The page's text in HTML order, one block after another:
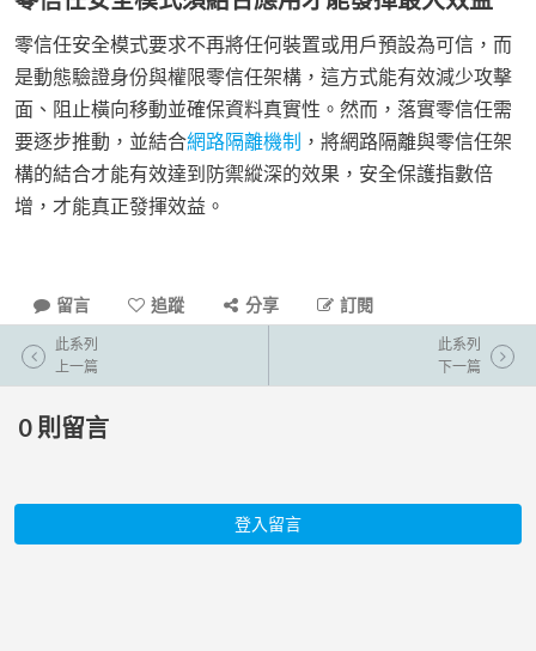
零信任安全模式要求不再將任何裝置或用戶預設為可信，而
是動態驗證身份與權限零信任架構，這方式能有效減少攻擊
面、阻止橫向移動並確保資料真實性。然而，落實零信任需
要逐步推動，並結合網路隔離機制 ，將網路隔離與零信任架
構的結合才能有效達到防禦縱深的效果，安全保護指數倍
增，才能真正發揮效益。
留言 追蹤 分享 訂閱
此系列
上一篇
此系列
下一篇
0 則留言
登入留言